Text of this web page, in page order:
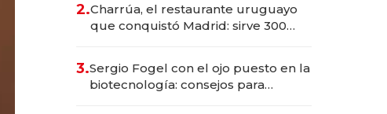
millones
2.Charrúa, el restaurante uruguayo
que conquistó Madrid: sirve 300
prepara apertura
3.Sergio Fogel con el ojo puesto en la
biotecnología: consejos para